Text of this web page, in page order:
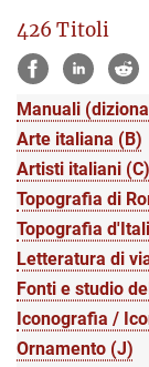
426 Titoli
Manuali
Arte italiana (B)
Artisti italiani (C)
Topografia di
Topografia
Letteratura di
Fonti e studio
Iconografia /
Ornamento (J)